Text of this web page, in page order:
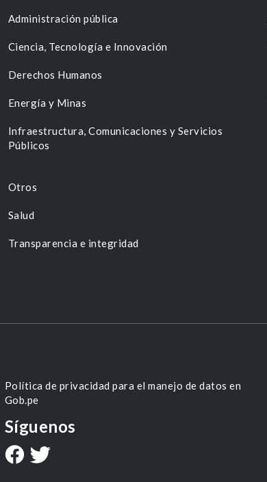
Administración pública
Ciencia, Tecnología e Innovación
Derechos Humanos
Energía y Minas
Infraestructura, Comunicaciones y Servicios
Públicos
Otros
Salud
Transparencia e integridad
Política de privacidad para el manejo de datos en
Gob.pe
Síguenos